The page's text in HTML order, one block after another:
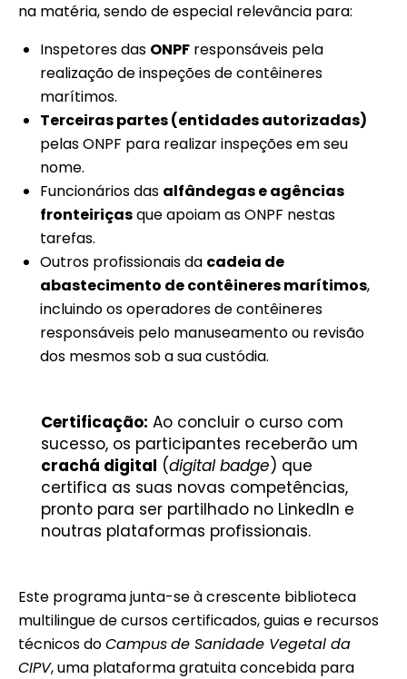
na matéria, sendo de especial relevância para:
Inspetores das ONPF responsáveis pela
realização de inspeções de contêineres
marítimos.
Terceiras partes (entidades autorizadas)
pelas ONPF para realizar inspeções em seu
nome.
Funcionários das alfândegas e agências
fronteiriçasque apoiam as ONPF nestas
tarefas.
Outros profissionais da cadeia de
abastecimento de contêineres marítimos,
incluindo os operadores de contêineres
responsáveis pelo manuseamento ou revisão
dos mesmos sob a sua custódia.
Certificação: Ao concluir o curso com
sucesso, os participantes receberão um
crachá digital (digital badge) que
certifica as suas novas competências,
pronto para ser partilhado no LinkedIn e
noutras plataformas profissionais.
Este programa junta-se à crescente biblioteca
multilingue de cursos certificados, guias e recursos
técnicos doCampusde Sanidade Vegetal da
CIPV, uma plataforma gratuita concebida para